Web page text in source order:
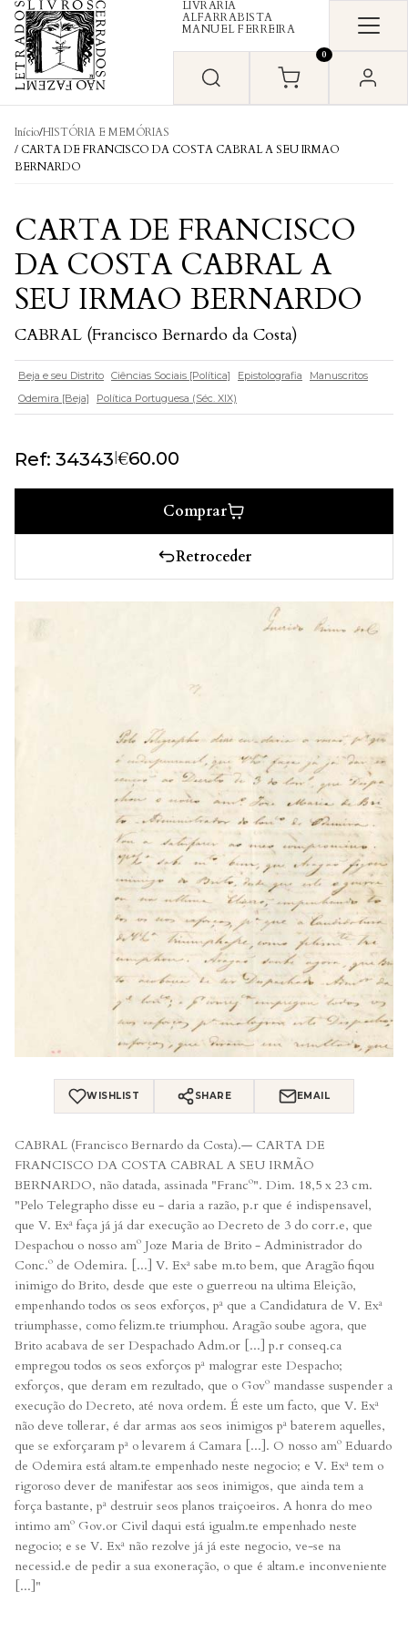
Skip to content
LIVRARIA
ALFARRABISTA
MANUEL FERREIRA
0
Início/HISTÓRIA E MEMÓRIAS
/ CARTA DE FRANCISCO DA COSTA CABRAL A SEU IRMAO
BERNARDO
CARTA DE FRANCISCO
DA COSTA CABRAL A
SEU IRMAO BERNARDO
CABRAL (Francisco Bernardo da Costa)
Beja e seu Distrito Ciências Sociais [Política] Epistolografia
Manuscritos
Odemira [Beja]
Política Portuguesa (Séc. XIX)
Ref: 34343|€60.00
Comprar
Retroceder
WISHLIST SHARE EMAIL
CABRAL (Francisco Bernardo da Costa).— CARTA DE
FRANCISCO DA COSTA CABRAL A SEU IRMÃO
BERNARDO, não datada, assinada "Francº". Dim. 18,5 x 23 cm.
"Pelo Telegrapho disse eu - daria a razão, p.r que é indispensavel,
que V. Exª faça já já dar execução ao Decreto de 3 do corr.e, que
Despachou o nosso amº Joze Maria de Brito - Administrador do
Conc.º de Odemira. [...] V. Exª sabe m.to bem, que Aragão fiqou
inimigo do Brito, desde que este o guerreou na ultima Eleição,
empenhando todos os seos exforços, pª que a Candidatura de V. Exª
triumphasse, como felizm.te triumphou. Aragão soube agora, que
Brito acabava de ser Despachado Adm.or [...] p.r conseq.ca
empregou todos os seos exforços pª malograr este Despacho;
exforços, que deram em rezultado, que o Govº mandasse suspender a
execução do Decreto, até nova ordem. É este um facto, que V. Exª
não deve tollerar, é dar armas aos seos inimigos pª baterem aquelles,
que se exforçaram pª o levarem á Camara [...]. O nosso amº Eduardo
de Odemira está altam.te empenhado neste negocio; e V. Exª tem o
rigoroso dever de manifestar aos seos inimigos, que ainda tem a
força bastante, pª destruir seos planos traiçoeiros. A honra do meo
intimo amº Gov.or Civil daqui está igualm.te empenhado neste
negocio; e se V. Exª não rezolve já já este negocio, ve-se na
necessid.e de pedir a sua exoneração, o que é altam.e inconveniente
[...]"